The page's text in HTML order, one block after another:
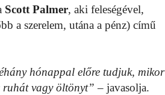
Scott Palmer, aki feleségével,
a szerelem, utána a pénz) című
hónappal előre tudjuk, mikor
ruhát vagy öltönyt” – javasolja.